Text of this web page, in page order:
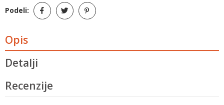
Podeli:
Opis
Detalji
Recenzije